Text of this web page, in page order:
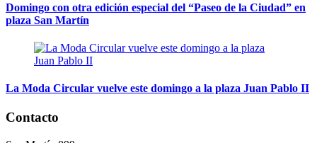
Domingo con otra edición especial del “Paseo de la Ciudad” en
plaza San Martín
La Moda Circular vuelve este domingo a la plaza Juan Pablo II
Contacto